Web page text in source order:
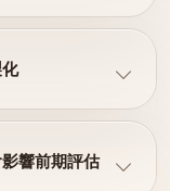
響前期評估